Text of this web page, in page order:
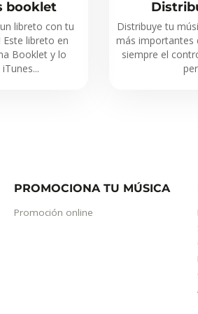
booklet
libreto con tu
Este libreto en
Booklet y lo
Distribuye tu
más importantes
siempre el
PROMOCIONA TU MÚSICA
Promoción online